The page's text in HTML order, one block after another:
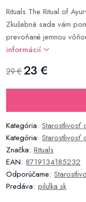
Rituals The Ritual of
Zkušebná sada vám
prevoňané jemnou
informácií
29 €23 €
Kategória: Starostlivosť
Kategória:
Značka: Rituals
EAN: 8719134185232
Odporúčame:
Predáva: pilulka.sk